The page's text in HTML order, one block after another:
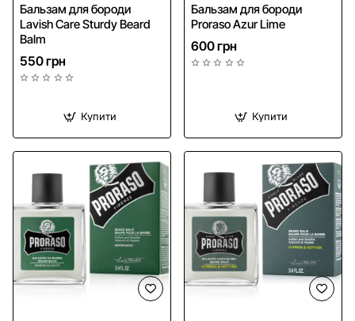
Бальзам для бороди
Lavish Care Sturdy Beard
Balm
550 грн
Купити
Бальзам для бороди
Proraso Azur Lime
600 грн
Купити